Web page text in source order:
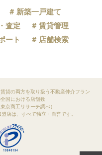
新築一戸建て
査定
賃貸管理
ート
店舗検索
貸の両方を取り扱う不動産仲介フラン
国における店舗数
京商工リサーチ調べ）
店は、すべて独立・自営です。